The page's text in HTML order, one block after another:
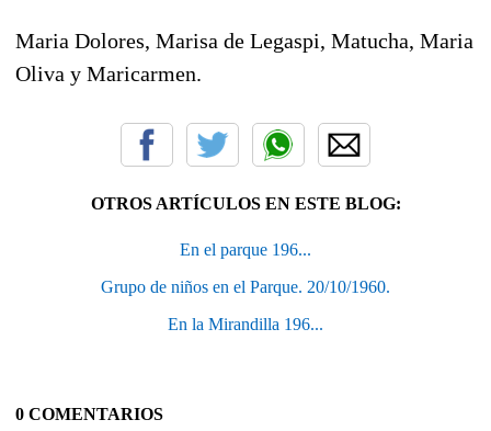
Maria Dolores, Marisa de Legaspi, Matucha, Maria
Oliva y Maricarmen.
OTROS ARTÍCULOS EN ESTE BLOG:
En el parque 196...
Grupo de niños en el Parque. 20/10/1960.
En la Mirandilla 196...
0 COMENTARIOS